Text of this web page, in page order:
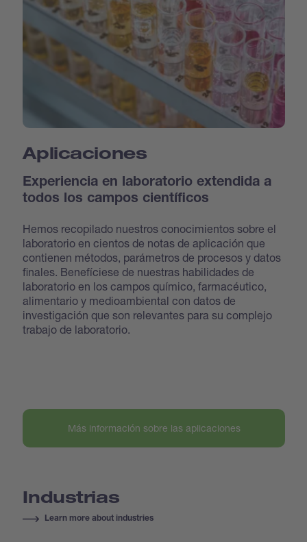
Aplicaciones
Experiencia en laboratorio extendida a
todos los campos científicos
Hemos recopilado nuestros conocimientos sobre el
laboratorio en cientos de notas de aplicación que
contienen métodos, parámetros de procesos y datos
finales. Benefíciese de nuestras habilidades de
laboratorio en los campos químico, farmacéutico,
alimentario y medioambiental con datos de
investigación que son relevantes para su complejo
trabajo de laboratorio.
Más información sobre las aplicaciones
Industrias
Learn more about industries